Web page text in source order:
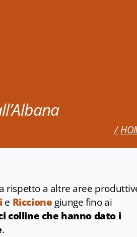
rispetto a altre aree
e Riccione giunge fino ai
colline che hanno dato i
.